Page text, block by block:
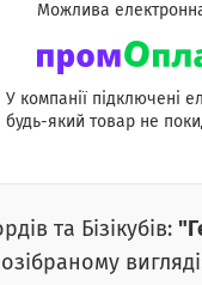
У компанії підключені
будь-який товар не
та Бізікубів: